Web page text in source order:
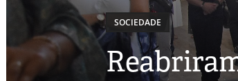
SOCIEDADE